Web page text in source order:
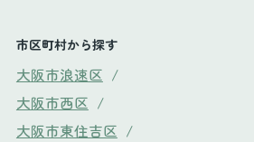
市区町村から探す
大阪市浪速区 /
大阪市西区 /
大阪市東住吉区 /